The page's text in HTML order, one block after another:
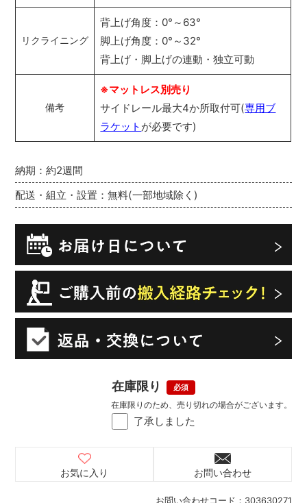
お問い合わせコード： 303630271
納期：約2週間
配送・組立・設置：無料(一部地域除く)
在庫限り
了承しました
在庫限りのため、売り切れの場合がございます。
お気に入り お問い合わせ
リクライニング
背上げ角度：0°～63°
脚上げ角度：0°～32°
背上げ・脚上げの連動・独立可動
備考
※マットレス別売り
サイドレール最大4か所取付可(専用ブ
ラケット が必要です)